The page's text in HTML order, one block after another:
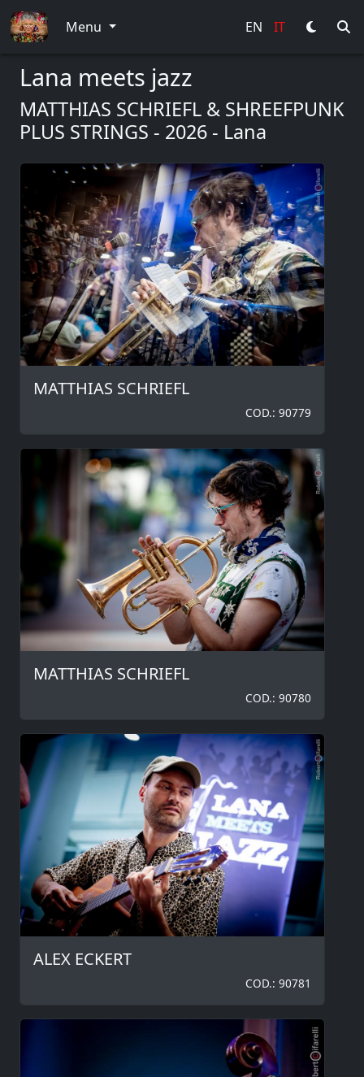
Menu EN IT
Lana meets jazz
MATTHIAS SCHRIEFL & SHREEFPUNK
PLUS STRINGS - 2026 - Lana
MATTHIAS SCHRIEFL
COD.: 90779
MATTHIAS SCHRIEFL
COD.: 90780
ALEX ECKERT
COD.: 90781